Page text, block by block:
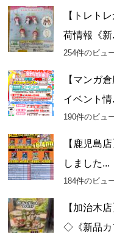
【トレト
荷情報《新
254件のビュ
【マンガ
イベント情
190件のビュ
【鹿児島
しました...
184件のビュ
【加治木
◇《新品カ